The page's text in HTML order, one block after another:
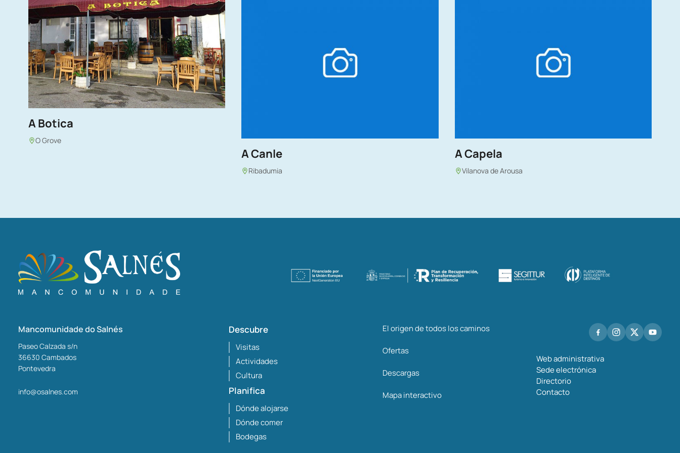
A Botica
O Grove
A Canle
Ribadumia
A Capela
Vilanova de Arousa
Mancomunidade do Salnés
Paseo Calzada s/n
36630 Cambados
Pontevedra
info@osalnes.com
Descubre
Visitas
Actividades
Cultura
Planifica
Dónde alojarse
Dónde comer
Bodegas
El origen de todos los caminos
Ofertas
Descargas
Mapa interactivo
Web administrativa
Sede electrónica
Directorio
Contacto